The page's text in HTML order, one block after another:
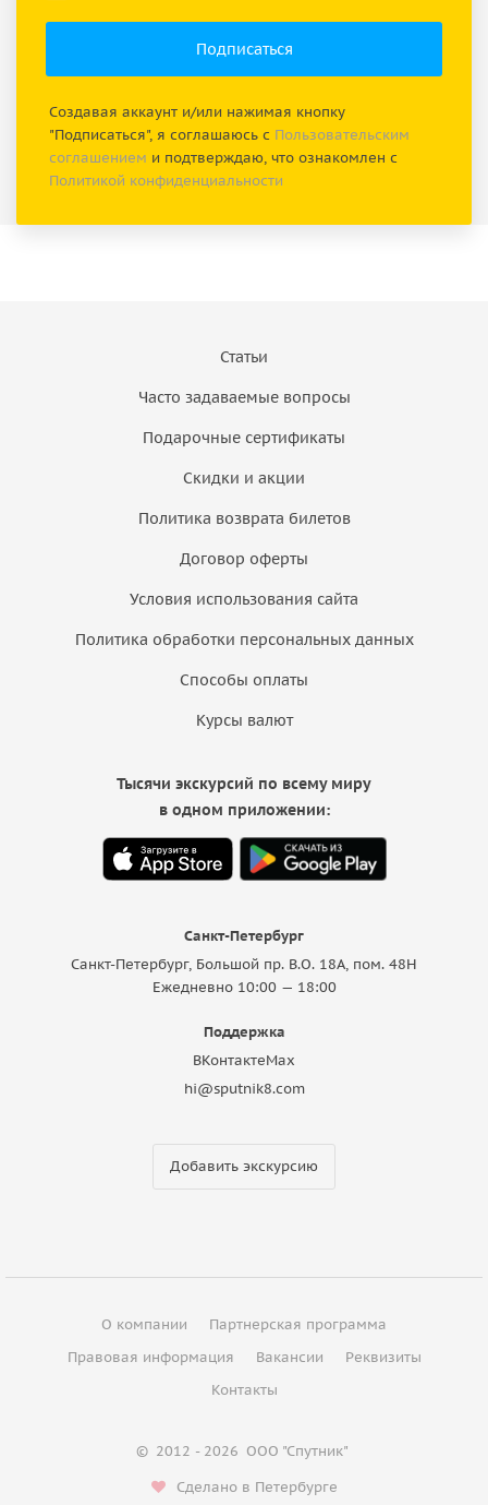
Создавая аккаунт и/или нажимая кнопку
"Подписаться", я соглашаюсь с Пользовательским
соглашением и подтверждаю, что ознакомлен с
Политикой конфиденциальности
Статьи
Часто задаваемые вопросы
Подарочные сертификаты
Скидки и акции
Политика возврата билетов
Договор оферты
Условия использования сайта
Политика обработки персональных данных
Способы оплаты
Курсы валют
Санкт-Петербург
Санкт-Петербург, Большой пр. В.О. 18A, пом. 48Н
Ежедневно 10:00 — 18:00
Поддержка
ВКонтактеMax
hi@sputnik8.com
Добавить экскурсию
Тысячи экскурсий по всему миру
в одном приложении:
О компании
Партнерская программа
Правовая информация
Вакансии
Реквизиты
Контакты
© 2012 - 2026 ООО "Спутник"
Сделано в Петербурге